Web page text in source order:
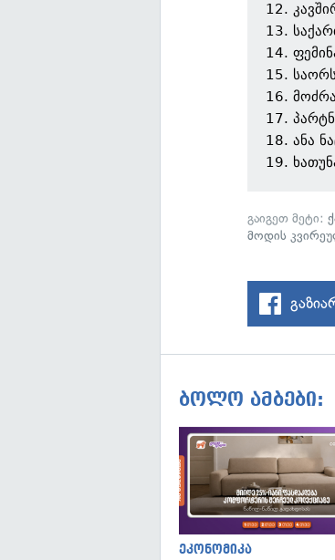
12.
13.
14.
15.
16.
17.
18. ანა
19.
გაიგეთ მეტი:
მოდის
ბოლო ამბები:
ეკონომიკა